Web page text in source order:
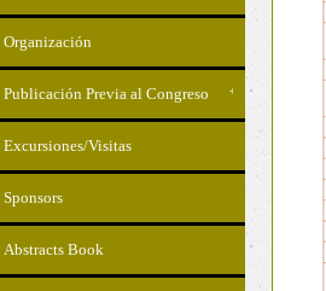
Organización
Publicación Previa al Congreso
Excursiones/Visitas
Sponsors
Abstracts Book